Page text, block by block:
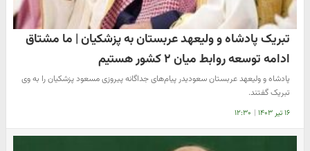
تبریک پادشاه و ولیعهد عربستان به پزشکیان | ما مشتاق
ادامه توسعه روابط میان ۲ کشور هستیم
پادشاه و ولیعهد عربستان سعودیدر پیام‌های جداگانه پیروزی مسعود پزشکیان را به وی
تبریک گفتند.
۱۶ تیر ۱۴۰۳ | ۱۲:۳۰